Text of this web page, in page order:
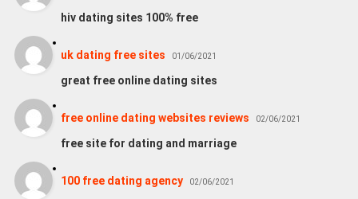
hiv dating sites 100% free
uk dating free sites 01/06/2021
great free online dating sites
free online dating websites reviews 02/06/2021
free site for dating and marriage
100 free dating agency 02/06/2021